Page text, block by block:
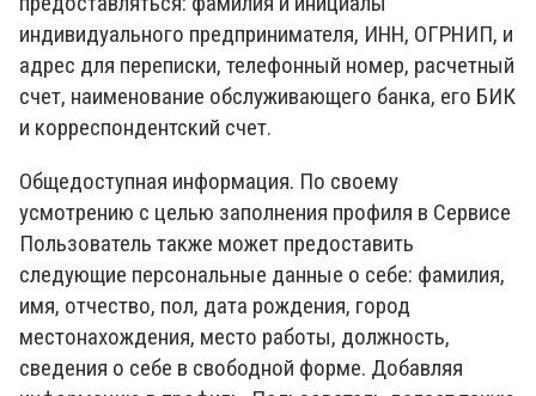
индивидуального предпринимателя, ИНН, ОГРНИП, и
адрес для переписки, телефонный номер, расчетный
счет, наименование обслуживающего банка, его БИК
и корреспондентский счет.
Общедоступная информация. По своему
усмотрению с целью заполнения профиля в Сервисе
Пользователь также может предоставить
следующие персональные данные о себе: фамилия,
имя, отчество, пол, дата рождения, город
местонахождения, место работы, должность,
сведения о себе в свободной форме. Добавляя